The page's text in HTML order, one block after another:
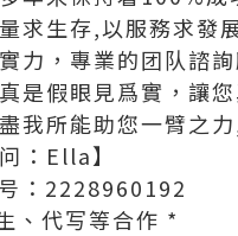
求生存,以服務求發
力，專業的团队諮
是假眼見爲實，讓
我所能助您一臂之
：Ella】
：2228960192
、代写等合作 *